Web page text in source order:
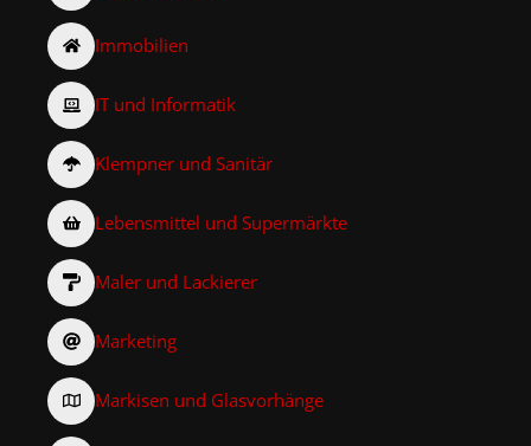
Immobilien
IT und Informatik
Klempner und Sanitär
Lebensmittel und Supermärkte
Maler und Lackierer
Marketing
Markisen und Glasvorhänge